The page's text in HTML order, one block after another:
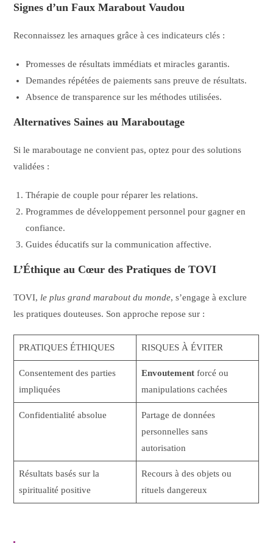
Signes d’un Faux Marabout Vaudou
Reconnaissez les arnaques grâce à ces indicateurs clés :
Promesses de résultats immédiats et miracles garantis.
Demandes répétées de paiements sans preuve de résultats.
Absence de transparence sur les méthodes utilisées.
Alternatives Saines au Maraboutage
Si le maraboutage ne convient pas, optez pour des solutions
validées :
Thérapie de couple pour réparer les relations.
Programmes de développement personnel pour gagner en
confiance.
Guides éducatifs sur la communication affective.
L’Éthique au Cœur des Pratiques de TOVI
TOVI, le plus grand marabout du monde, s’engage à exclure
les pratiques douteuses. Son approche repose sur :
PRATIQUES ÉTHIQUES RISQUES À ÉVITER
Consentement des parties
impliquées
Envoutementforcé ou
manipulations cachées
Confidentialité absolue
Partage de données
personnelles sans
autorisation
Résultats basés sur la
spiritualité positive
Recours à des objets ou
rituels dangereux